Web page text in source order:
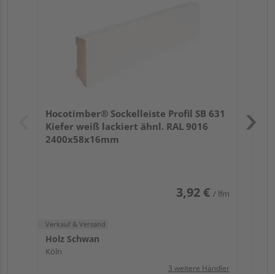
Hocotimber® Sockelleiste Profil SB 631
Kiefer weiß lackiert ähnl. RAL 9016
2400x58x16mm
3,92 € / lfm
Verkauf & Versand
Holz Schwan
Köln
3 weitere Händler